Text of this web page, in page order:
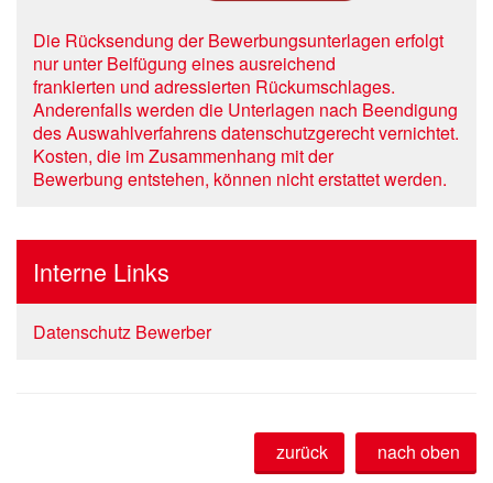
Die Rücksendung der Bewerbungsunterlagen erfolgt
nur unter Beifügung eines ausreichend
frankierten und adressierten Rückumschlages.
Anderenfalls werden die Unterlagen nach Beendigung
des Auswahlverfahrens datenschutzgerecht vernichtet.
Kosten, die im Zusammenhang mit der
Bewerbung entstehen, können nicht erstattet werden.
Interne Links
Datenschutz Bewerber
nach oben
zurück